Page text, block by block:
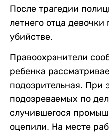
После трагедии
летнего отца
убийстве.
Правоохранители
ребенка
подозрительная. При
подозреваемых по
случившегося
оцепили. На месте